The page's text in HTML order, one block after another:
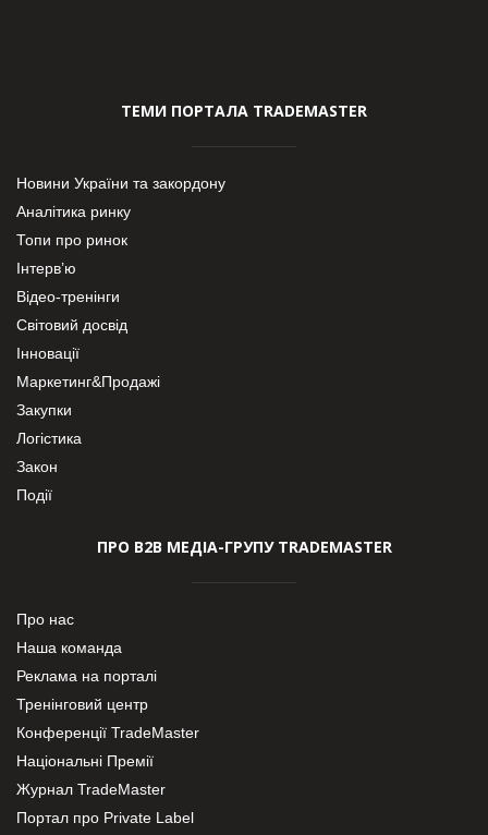
ТЕМИ ПОРТАЛА TRADEMASTER
Новини України та закордону
Аналітика ринку
Топи про ринок
Інтерв’ю
Відео-тренінги
Світовий досвід
Інновації
Маркетинг&Продажі
Закупки
Логістика
Закон
Події
ПРО В2В МЕДІА-ГРУПУ TRADEMASTER
Про нас
Наша команда
Реклама на порталі
Тренінговий центр
Конференції TradeMaster
Національні Премії
Журнал TradeMaster
Портал про Private Label